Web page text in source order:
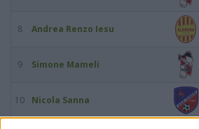
8 Andrea Renzo Iesu
9 Simone Mameli
10 Nicola Sanna